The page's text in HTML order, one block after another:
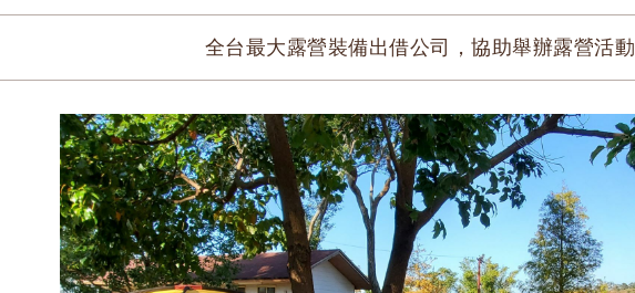
全台最大露營裝備出借公司，協助舉辦露營活動